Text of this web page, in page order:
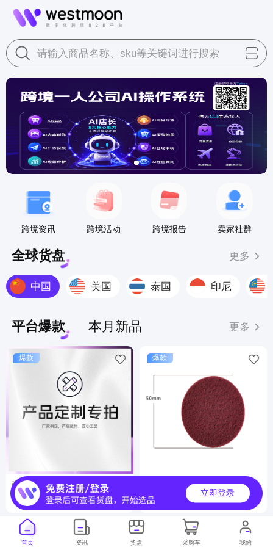
请输入商品名称、sku等关键词进行搜索
跨境资讯 跨境活动 跨境报告 卖家社群
全球货盘 更多
中国 美国 泰国 印尼
平台爆款 本月新品 更多
爆款
商品定制服务
月销 6000000+
爆款
工业百洁布
月销 500000+
立即登录
首页 资讯 货盘 采购车 我的